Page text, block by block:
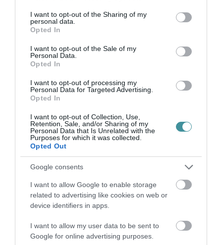
not limited to your visit or usage behaviour. You may click to
grant or deny consent to Google and its third-party tags to
use your data for below specified purposes in below Google
consent section.
I want to opt-out of the Sharing of my
personal data.
Opted In
I want to opt-out of the Sale of my
Personal Data.
Opted In
I want to opt-out of processing my
Personal Data for Targeted Advertising.
Opted In
I want to opt-out of Collection, Use,
Retention, Sale, and/or Sharing of my
Personal Data that Is Unrelated with the
Purposes for which it was collected.
Opted Out
Google consents
I want to allow Google to enable storage
related to advertising like cookies on web or
device identifiers in apps.
I want to allow my user data to be sent to
Google for online advertising purposes.
korosztályt oltják vele.
bennünket az EGRI ÜGYEK Google Hírek oldalán!
VISSZA A FŐOLDALRA
Legfrissebb híreink
KÉT AUTÓ ÜTKÖZÖTT BOGÁCSON, A
MENTŐK IS A HELYSZÍNRE ÉRKE...
2026. augusztus 06|Riasztó